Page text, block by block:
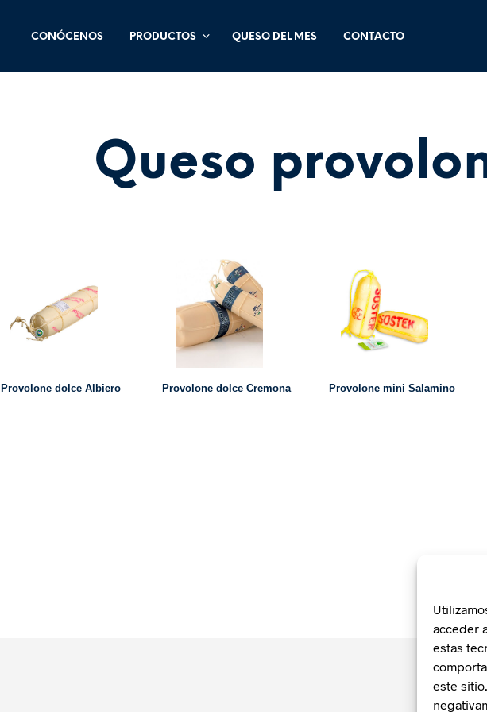
acceder
estas
este
CONÓCENOS PRODUCTOS QUESO DEL MES CONTACTO
Queso
Provolone dolce Albiero Provolone dolce Cremona Provolone mini Salamino